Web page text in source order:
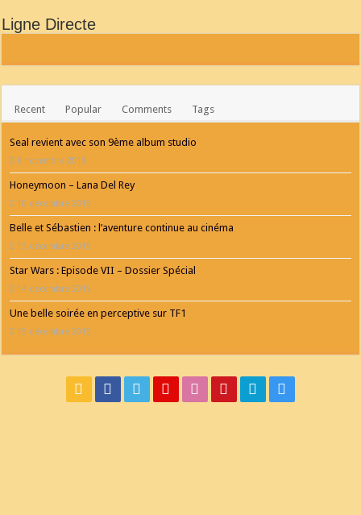
Ligne Directe
Recent Popular Comments Tags
Seal revient avec son 9ème album studio
6 novembre 2015
Honeymoon – Lana Del Rey
10 décembre 2015
Belle et Sébastien : l’aventure continue au cinéma
13 décembre 2015
Star Wars : Episode VII – Dossier Spécial
14 décembre 2015
Une belle soirée en perceptive sur TF1
15 décembre 2015